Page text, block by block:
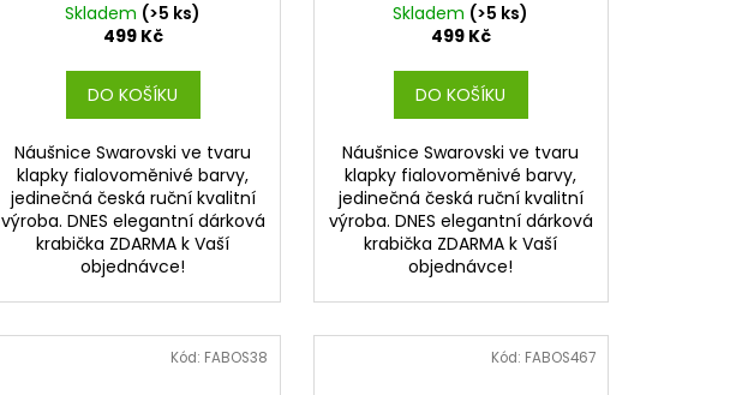
Skladem (>5 ks)
499 Kč
DO KOŠÍKU
Náušnice Swarovski ve tvaru
klapky fialovoměnivé barvy,
jedinečná česká ruční kvalitní
výroba. DNES elegantní dárková
krabička ZDARMA k Vaší
objednávce!
Skladem (>5 ks)
499 Kč
DO KOŠÍKU
Náušnice Swarovski ve tvaru
klapky fialovoměnivé barvy,
jedinečná česká ruční kvalitní
výroba. DNES elegantní dárková
krabička ZDARMA k Vaší
objednávce!
Kód: FABOS38 Kód: FABOS467